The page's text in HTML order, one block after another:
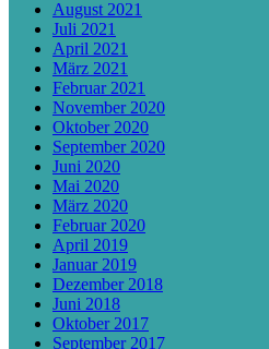
August 2021
Juli 2021
April 2021
März 2021
Februar 2021
November 2020
Oktober 2020
September 2020
Juni 2020
Mai 2020
März 2020
Februar 2020
April 2019
Januar 2019
Dezember 2018
Juni 2018
Oktober 2017
September 2017